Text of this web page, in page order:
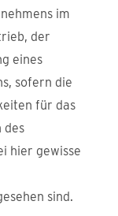
im
der
eines
sofern die
für das
des
hier gewisse
sind.